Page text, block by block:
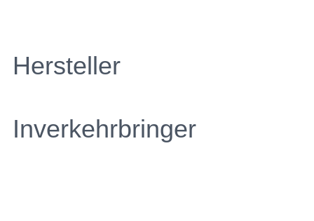
Hersteller
Inverkehrbringer